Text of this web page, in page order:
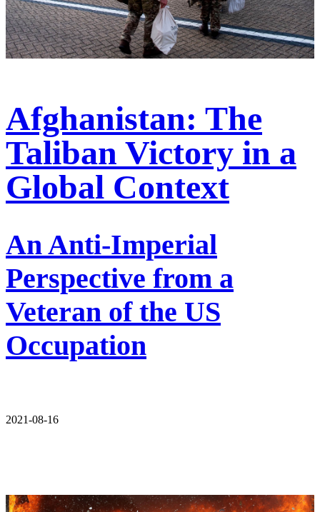
Afghanistan: The
Taliban Victory in a
Global Context
An Anti-Imperial
Perspective from a
Veteran of the US
Occupation
2021-08-16